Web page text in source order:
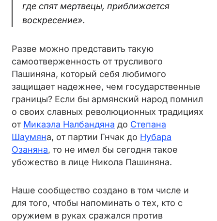
где спят мертвецы, приближается
воскресение».
Разве можно представить такую
самоотверженность от трусливого
Пашиняна, который себя любимого
защищает надежнее, чем государственные
границы? Если бы армянский народ помнил
о своих славных революционных традициях
от Микаэла Налбандяна до Степана
Шаумяна, от партии Гнчак до Нубара
Озаняна, то не имел бы сегодня такое
убожество в лице Никола Пашиняна.
Наше сообщество создано в том числе и
для того, чтобы напоминать о тех, кто с
оружием в руках сражался против